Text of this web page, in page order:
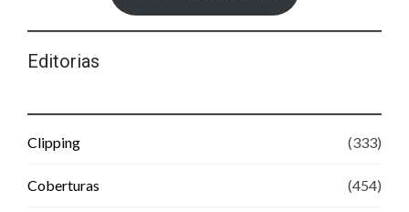
Editorias
Clipping (333)
Coberturas (454)